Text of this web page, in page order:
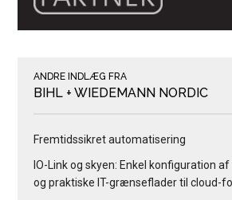
ANDRE INDLÆG FRA
BIHL + WIEDEMANN NORDIC
Fremtidssikret automatisering
IO-Link og skyen: Enkel konfiguration
og praktiske IT-grænseflader til cloud-